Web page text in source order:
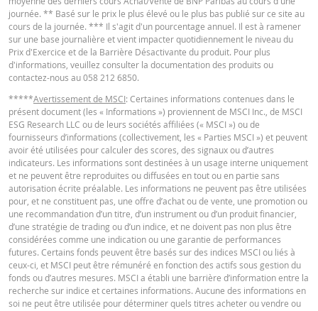
2026 22:17
journalière 0,01
3 août
2026 22:16
journalière 0,01
30 juil.
2026 22:16
29 juil.
2026 22:16
journalière 0,01
28 juil.
2026 22:18
journalière 0,01
27 juil.
2026 22:16
journalière 0,01
DOWNLOAD
Historique de réinitialisation xlsx
PROSPECTUS DE BASE
TERMSHEET
Français (Suisse) PDF
FINAL TERMS
Français (Suisse) PDF
journée. ** Basé sur le prix le plus élevé ou le plus bas publié sur ce site au
cours de la journée. *** Il s'agit d'un pourcentage annuel. Il est à ramener
sur une base journalière et vient impacter quotidiennement le niveau du
Prix d'Exercice et de la Barrière Désactivante du produit. Pour plus
d'informations, veuillez consulter la documentation des produits ou
contactez-nous au 058 212 6850.
*****Avertissement de MSCI: Certaines informations contenues dans le
présent document (les « Informations ») proviennent de MSCI Inc., de MSCI
ESG Research LLC ou de leurs sociétés affiliées (« MSCI ») ou de
fournisseurs d’informations (collectivement, les « Parties MSCI ») et peuvent
avoir été utilisées pour calculer des scores, des signaux ou d’autres
indicateurs. Les informations sont destinées à un usage interne uniquement
et ne peuvent être reproduites ou diffusées en tout ou en partie sans
autorisation écrite préalable. Les informations ne peuvent pas être utilisées
pour, et ne constituent pas, une offre d’achat ou de vente, une promotion ou
une recommandation d’un titre, d’un instrument ou d’un produit financier,
d’une stratégie de trading ou d’un indice, et ne doivent pas non plus être
considérées comme une indication ou une garantie de performances
futures. Certains fonds peuvent être basés sur des indices MSCI ou liés à
ceux-ci, et MSCI peut être rémunéré en fonction des actifs sous gestion du
fonds ou d’autres mesures. MSCI a établi une barrière d’information entre la
recherche sur indice et certaines informations. Aucune des informations en
soi ne peut être utilisée pour déterminer quels titres acheter ou vendre ou